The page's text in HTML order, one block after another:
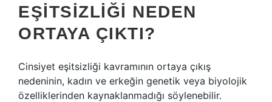
EŞITSIZLIĞI NEDEN
ORTAYA ÇIKTI?
Cinsiyet eşitsizliği kavramının ortaya çıkış
nedeninin, kadın ve erkeğin genetik veya biyolojik
özelliklerinden kaynaklanmadığı söylenebilir.